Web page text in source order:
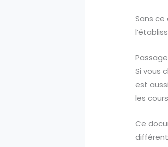
Sans
Si vous
est
les
Ce